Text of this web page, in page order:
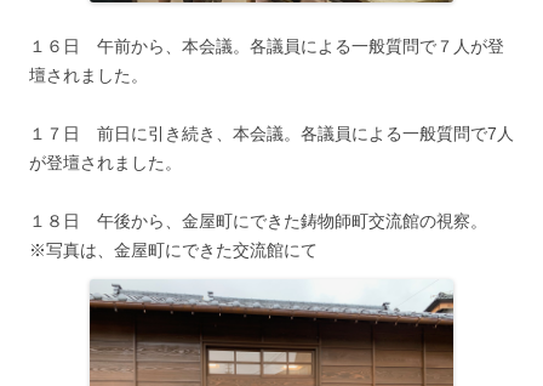
１６日 午前から、本会議。各議員による一般質問で７人が登
壇されました。
１７日 前日に引き続き、本会議。各議員による一般質問で7人
が登壇されました。
１８日 午後から、金屋町にできた鋳物師町交流館の視察。
※写真は、金屋町にできた交流館にて